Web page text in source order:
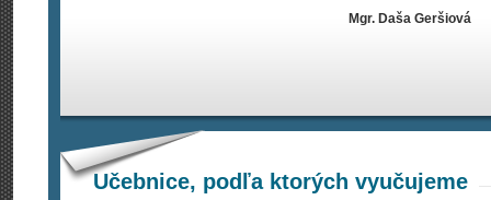
Mgr. Daša Geršiová
Učebnice, podľa ktorých vyučujeme